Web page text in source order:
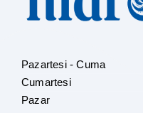
Pazartesi - Cuma
Cumartesi
Pazar